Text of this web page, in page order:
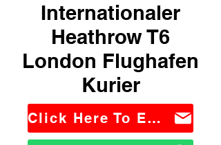
Internationaler
Heathrow T6
London Flughafen
Kurier
Click Here To Email Us